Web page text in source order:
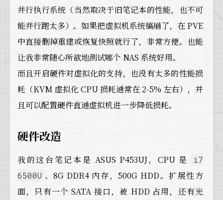
并行执行系统（当然取决于旧笔记本的性能，也不可
能并行跑太多）。如果把虚拟机系统搞崩了，在 PVE
中直接删掉重建或恢复快照就行了，非常方便。也能
让我非常随心所欲地测试哪个 NAS 系统好用。
而且开启硬件对虚拟化的支持，也没有太多的性能损
耗（KVM 虚拟化 CPU 损耗通常在 2-5% 左右），并
且可以配置硬件直通虚拟机进一步降低损耗。
硬件改造
我的这台笔记本是 ASUS P453UJ，CPU 是
i7
6500U 、8G DDR4 内存，500G HDD。扩展性方
面，只有一个 SATA 接口，被 HDD 占用，还有光